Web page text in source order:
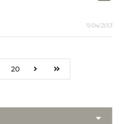
11/04/2013
20